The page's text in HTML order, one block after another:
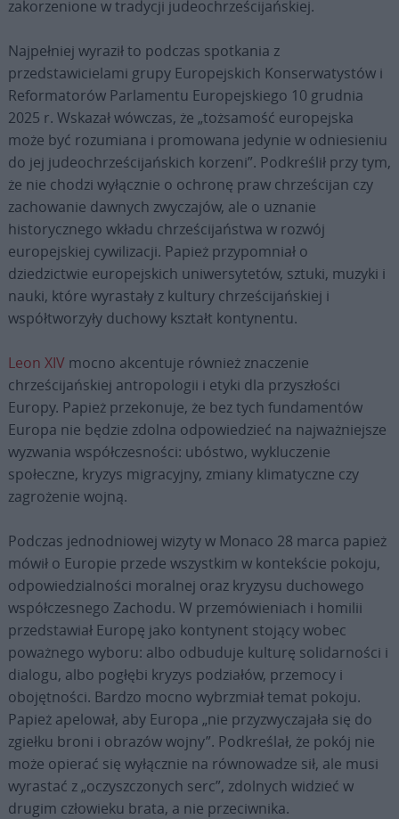
zakorzenione w tradycji judeochrześcijańskiej.
Najpełniej wyraził to podczas spotkania z
przedstawicielami grupy Europejskich Konserwatystów i
Reformatorów Parlamentu Europejskiego 10 grudnia
2025 r. Wskazał wówczas, że „tożsamość europejska
może być rozumiana i promowana jedynie w odniesieniu
do jej judeochrześcijańskich korzeni”. Podkreślił przy tym,
że nie chodzi wyłącznie o ochronę praw chrześcijan czy
zachowanie dawnych zwyczajów, ale o uznanie
historycznego wkładu chrześcijaństwa w rozwój
europejskiej cywilizacji. Papież przypomniał o
dziedzictwie europejskich uniwersytetów, sztuki, muzyki i
nauki, które wyrastały z kultury chrześcijańskiej i
współtworzyły duchowy kształt kontynentu.
Leon XIV mocno akcentuje również znaczenie
chrześcijańskiej antropologii i etyki dla przyszłości
Europy. Papież przekonuje, że bez tych fundamentów
Europa nie będzie zdolna odpowiedzieć na najważniejsze
wyzwania współczesności: ubóstwo, wykluczenie
społeczne, kryzys migracyjny, zmiany klimatyczne czy
zagrożenie wojną.
Podczas jednodniowej wizyty w Monaco 28 marca papież
mówił o Europie przede wszystkim w kontekście pokoju,
odpowiedzialności moralnej oraz kryzysu duchowego
współczesnego Zachodu. W przemówieniach i homilii
przedstawiał Europę jako kontynent stojący wobec
poważnego wyboru: albo odbuduje kulturę solidarności i
dialogu, albo pogłębi kryzys podziałów, przemocy i
obojętności. Bardzo mocno wybrzmiał temat pokoju.
Papież apelował, aby Europa „nie przyzwyczajała się do
zgiełku broni i obrazów wojny”. Podkreślał, że pokój nie
może opierać się wyłącznie na równowadze sił, ale musi
wyrastać z „oczyszczonych serc”, zdolnych widzieć w
drugim człowieku brata, a nie przeciwnika.